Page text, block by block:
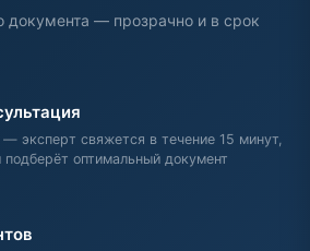
документа — прозрачно и в срок
— эксперт свяжется в течение 15 минут,
подберёт оптимальный документ